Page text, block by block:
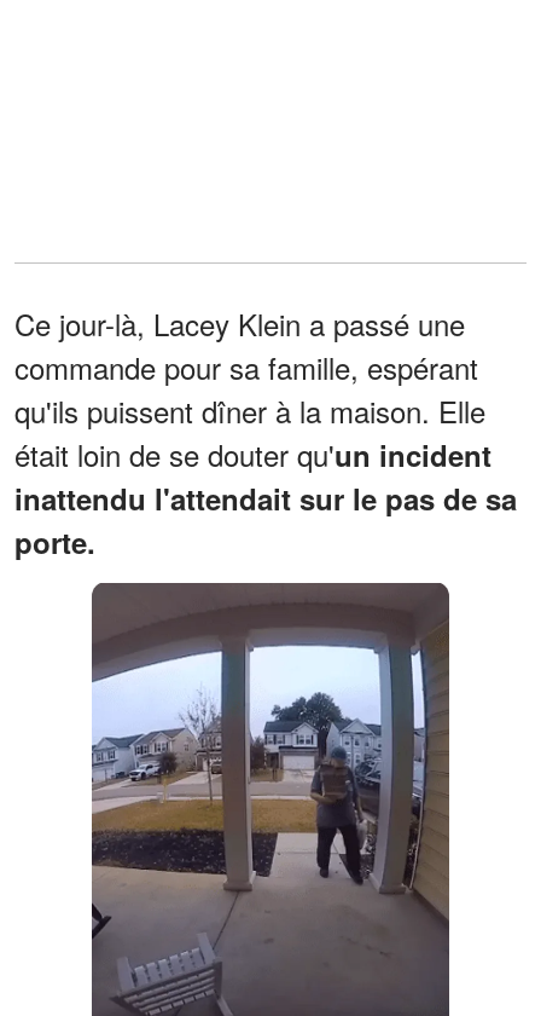
Ce jour-là, Lacey Klein a passé une
commande pour sa famille, espérant
qu'ils puissent dîner à la maison. Elle
était loin de se douter qu'un incident
inattendu l'attendait sur le pas de sa
porte.